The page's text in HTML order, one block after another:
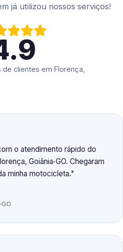
já utilizou nossos serviços!
de clientes em Florença,
o atendimento rápido do
Goiânia‑GO. Chegaram
minha motocicleta.